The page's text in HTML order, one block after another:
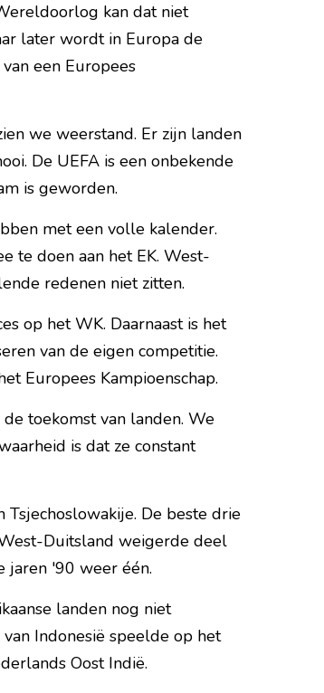
kan dat niet
later wordt in Europa de
een Europees
we weerstand. Er zijn landen
De UEFA is een onbekende
is geworden.
met een volle kalender.
te doen aan het EK. West-
redenen niet zitten.
op het WK. Daarnaast is het
van de eigen competitie.
Europees Kampioenschap.
toekomst van landen. We
is dat ze constant
De beste drie
Duitsland weigerde deel
jaren '90 weer één.
landen nog niet
Indonesië speelde op het
Oost Indië.